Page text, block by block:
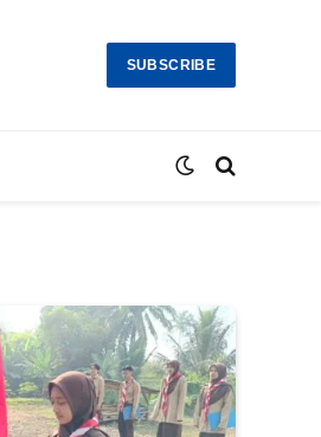
SUBSCRIBE